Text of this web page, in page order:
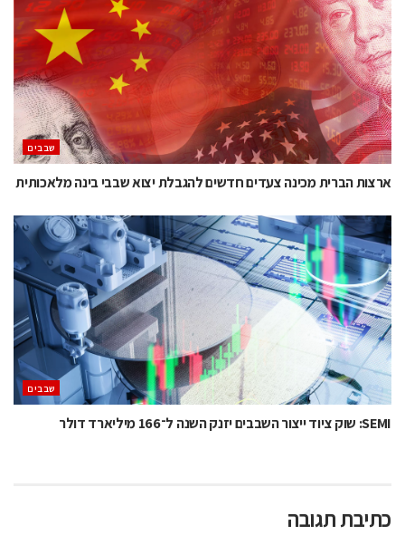
‫שבבים‬
ארצות הברית מכינה צעדים חדשים להגבלת יצוא שבבי בינה מלאכותית
‫שבבים‬
SEMI: שוק ציוד ייצור השבבים יזנק השנה ל־166 מיליארד דולר
כתיבת תגובה